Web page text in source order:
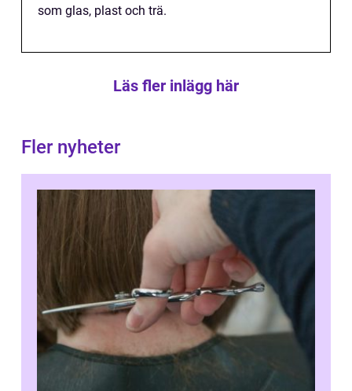
som glas, plast och trä.
Läs fler inlägg här
Fler nyheter